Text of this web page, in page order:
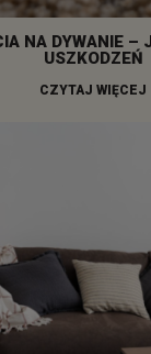
NA DYWANIE –
USZKODZEŃ
CZYTAJ WIĘCEJ